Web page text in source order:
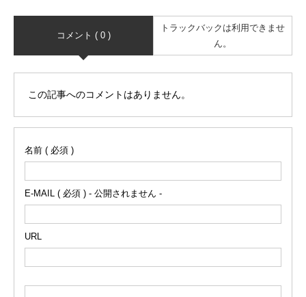
コメント ( 0 )
トラックバックは利用できませ
ん。
この記事へのコメントはありません。
名前 ( 必須 )
E-MAIL ( 必須 ) - 公開されません -
URL